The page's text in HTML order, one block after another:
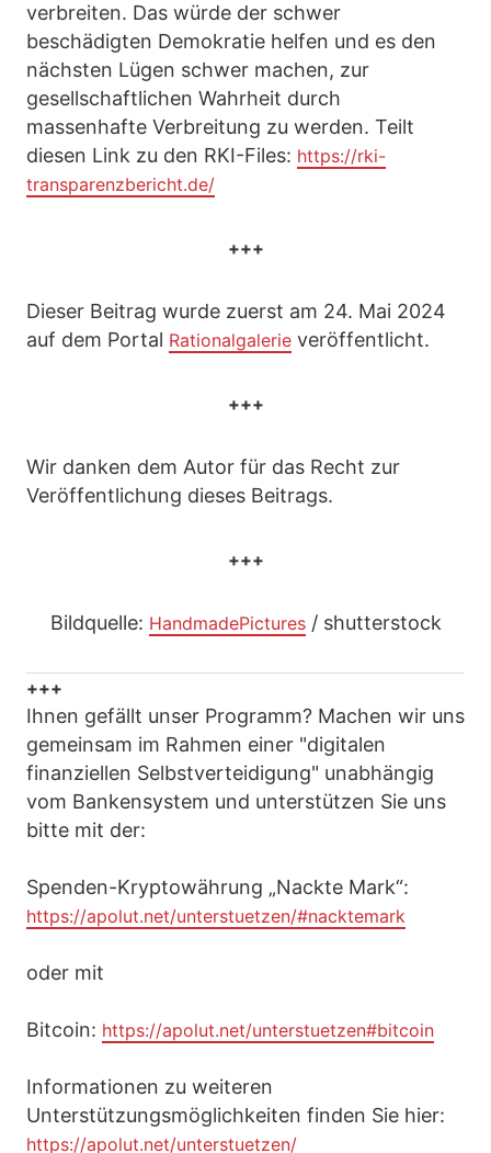
verbreiten. Das würde der schwer
beschädigten Demokratie helfen und es den
nächsten Lügen schwer machen, zur
gesellschaftlichen Wahrheit durch
massenhafte Verbreitung zu werden. Teilt
diesen Link zu den RKI-Files: https://rki-
transparenzbericht.de/
+++
Dieser Beitrag wurde zuerst am 24. Mai 2024
auf dem Portal Rationalgalerie veröffentlicht.
+++
Wir danken dem Autor für das Recht zur
Veröffentlichung dieses Beitrags.
+++
Bildquelle: HandmadePictures/ shutterstock
+++
Ihnen gefällt unser Programm? Machen wir uns
gemeinsam im Rahmen einer "digitalen
finanziellen Selbstverteidigung" unabhängig
vom Bankensystem und unterstützen Sie uns
bitte mit der:
Spenden-Kryptowährung „Nackte Mark“:
https://apolut.net/unterstuetzen/#nacktemark
oder mit
Bitcoin: https://apolut.net/unterstuetzen#bitcoin
Informationen zu weiteren
Unterstützungsmöglichkeiten finden Sie hier:
https://apolut.net/unterstuetzen/